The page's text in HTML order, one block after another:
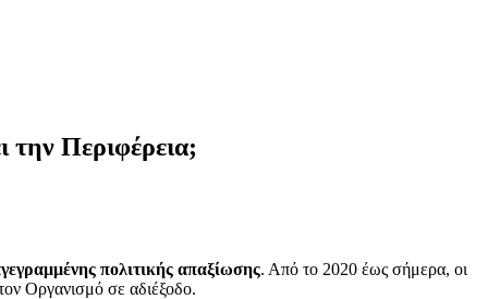
Περιφέρεια;
πολιτικής απαξίωσης. Από το 2020 έως σήμερα, οι
Οργανισμό σε αδιέξοδο.